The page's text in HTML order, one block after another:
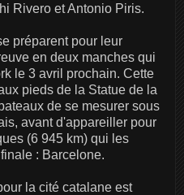
Rivero et Antonio Piris.
préparent pour leur
en deux manches qui
le 3 avril prochain. Cette
pieds de la Statue de la
de se mesurer sous
avant d'appareiller pour
(6 945 km) qui les
: Barcelone.
la cité catalane est